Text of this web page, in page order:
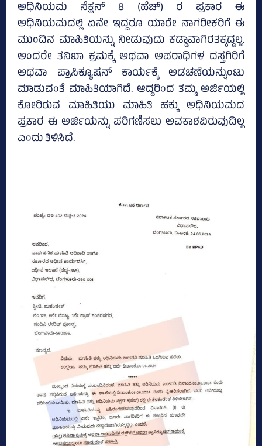
ಅಧಿನಿಯಮ ಸೆಕ್ಷನ್‌ 8 (ಹೆಚ್‌) ರ ಪ್ರಕಾರ ಈ
ಅಧಿನಿಯಮದಲ್ಲಿ ಏನೇ ಇದ್ದರೂ ಯಾರೇ ನಾಗರೀಕರಿಗೆ ಈ
ಮುಂದಿನ ಮಾಹಿತಿಯನ್ನು ನೀಡುವುದು ಕಡ್ಡಾವಾಗಿರತಕ್ಕದ್ದಲ್ಲ.
ಅಂದರೇ ತನಿಖಾ ಕ್ರಮಕ್ಕೆ ಅಥವಾ ಅಪರಾಧಿಗಳ ದಸ್ತಗಿರಿಗೆ
ಅಥವಾ ಪ್ರಾಸಿಕ್ಯೂಷನ್‌ ಕಾರ್ಯಕ್ಕೆ ಅಡಚಣೆಯನ್ನುಂಟು
ಮಾಡುವಂತೆ ಮಾಹಿತಿಯಾಗಿದೆ. ಆದ್ದರಿಂದ ತಮ್ಮ ಅರ್ಜಿಯಲ್ಲಿ
ಕೋರಿರುವ ಮಾಹಿತಿಯು ಮಾಹಿತಿ ಹಕ್ಕು ಅಧಿನಿಯಮದ
ಪ್ರಕಾರ ಈ ಅರ್ಜಿಯನ್ನು ಪರಿಗಣಿಸಲು ಅವಕಾಶವಿರುವುದಿಲ್ಲ
ಎಂದು ತಿಳಿಸಿದೆ.